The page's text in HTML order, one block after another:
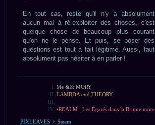
En tout cas, reste qu'il n'y a absolument
aucun mal à ré-exploiter des choses, c'est
quelque chose de beaucoup plus courant
qu'on ne le pense. Et puis, se poser des
questions est tout à fait légitime. Aussi, faut
absolument pas hésiter à en parler !
Me && MORY
LAMBDA end THEORY
•REALM : Les Égarés dans la Brume noire
PIXLEAVES ✦ Steam